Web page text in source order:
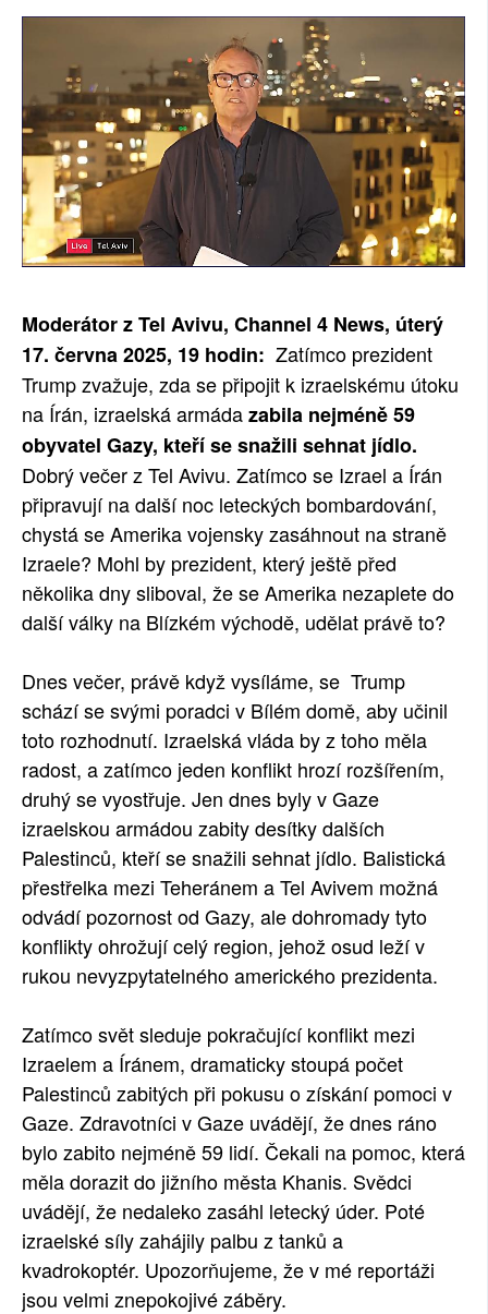
Moderátor z Tel Avivu, Channel 4 News, úterý
17. června 2025, 19 hodin: Zatímco prezident
Trump zvažuje, zda se připojit k izraelskému útoku
na Írán, izraelská armádazabila nejméně 59
obyvatel Gazy, kteří se snažili sehnat jídlo.
Dobrý večer z Tel Avivu. Zatímco se Izrael a Írán
připravují na další noc leteckých bombardování,
chystá se Amerika vojensky zasáhnout na straně
Izraele? Mohl by prezident, který ještě před
několika dny sliboval, že se Amerika nezaplete do
další války na Blízkém východě, udělat právě to?
Dnes večer, právě když vysíláme, se Trump
schází se svými poradci v Bílém domě, aby učinil
toto rozhodnutí. Izraelská vláda by z toho měla
radost, a zatímco jeden konflikt hrozí rozšířením,
druhý se vyostřuje. Jen dnes byly v Gaze
izraelskou armádou zabity desítky dalších
Palestinců, kteří se snažili sehnat jídlo. Balistická
přestřelka mezi Teheránem a Tel Avivem možná
odvádí pozornost od Gazy, ale dohromady tyto
konflikty ohrožují celý region, jehož osud leží v
rukou nevyzpytatelného amerického prezidenta.
Zatímco svět sleduje pokračující konflikt mezi
Izraelem a Íránem, dramaticky stoupá počet
Palestinců zabitých při pokusu o získání pomoci v
Gaze. Zdravotníci v Gaze uvádějí, že dnes ráno
bylo zabito nejméně 59 lidí. Čekali na pomoc, která
měla dorazit do jižního města Khanis. Svědci
uvádějí, že nedaleko zasáhl letecký úder. Poté
izraelské síly zahájily palbu z tanků a
kvadrokoptér. Upozorňujeme, že v mé reportáži
jsou velmi znepokojivé záběry.